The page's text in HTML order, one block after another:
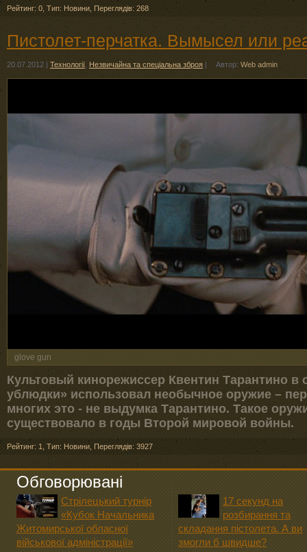
Рейтинг: 0 Тип: Новини Переглядів: 268
Пистолет-перчатка. Вымысел или
20.07.2012 Технології Незвичайна та спеціальна зброя Автор: Web admin
glove gun
Культовый кинорежиссер Квентин Тарантино
ублюдки» использовал необычное оружие –
многих это - не выдумка Тарантино. Такое
существовало в годы Второй мировой войны.
Рейтинг: 1 Тип: Новини Переглядів: 3927
Обговорювані
Стрілецький турнір
«Кубок Начальника
Житомирської обласної
військової адміністрації»
17 секунд на
розбирання та
складання пістолета. А ви
змогли б швидше?